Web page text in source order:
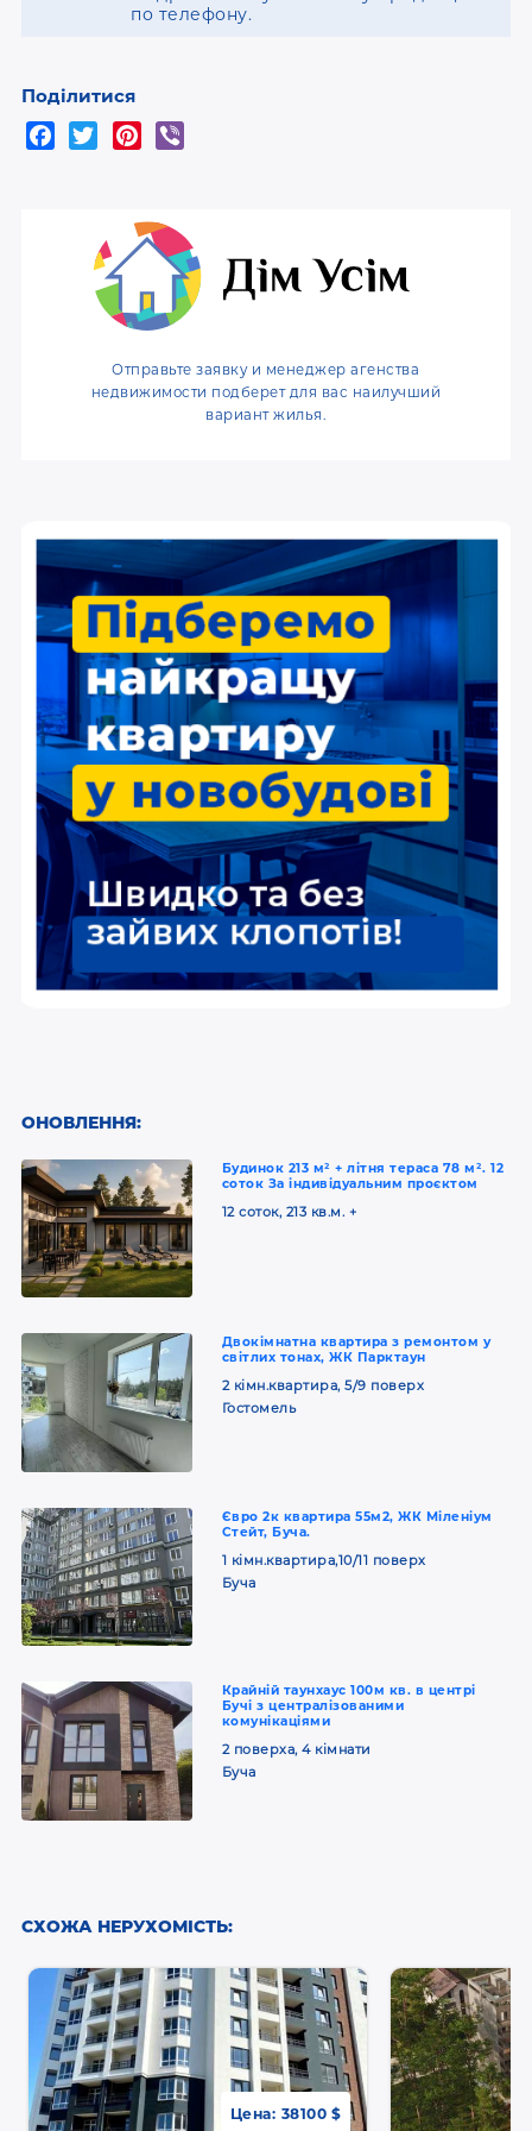
по телефону.
Поділитися
t
e
r
t
e
e
s
t
r
Отправьте заявку и менеджер агенства
недвижимости подберет для вас наилучший
вариант жилья.
ОНОВЛЕННЯ:
Будинок 213 м² + літня тераса 78 м². 12
соток За індивідуальним проєктом
12 соток, 213 кв.м. +
Двокімнатна квартира з ремонтом у
світлих тонах, ЖК Парктаун
2 кімн.квартира, 5/9 поверх
Гостомель
Євро 2к квартира 55м2, ЖК Міленіум
Стейт, Буча.
1 кімн.квартира,10/11 поверх
Буча
Крайній таунхаус 100м кв. в центрі
Бучі з централізованими
комунікаціями
2 поверха, 4 кімнати
Буча
СХОЖА НЕРУХОМІСТЬ:
Цена: 38100 $